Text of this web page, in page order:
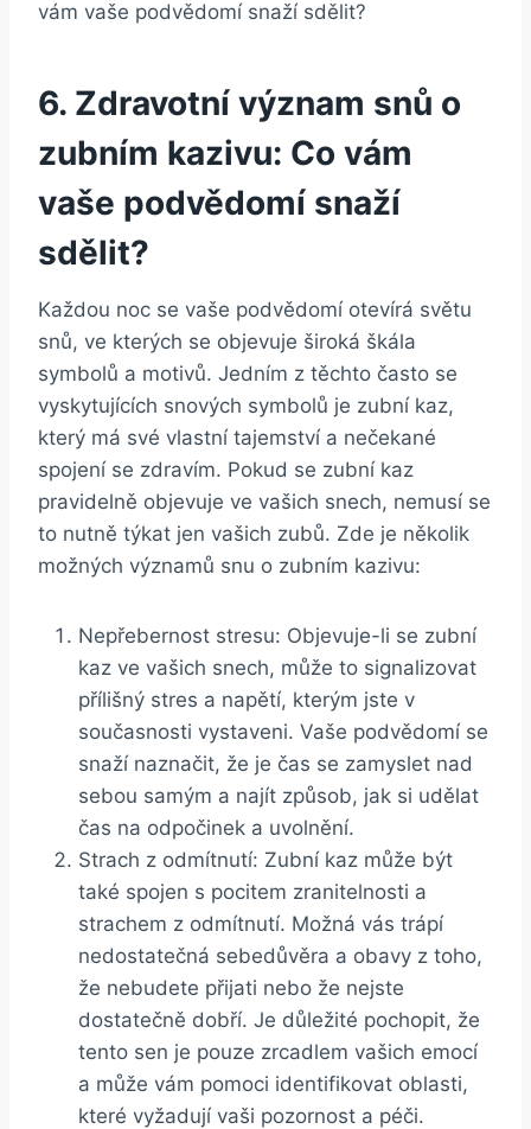
6. Zdravotní ⁤význam snů o
⁤zubním kazivu: ⁤Co‍ vám
vaše⁢ podvědomí ⁢snaží​
sdělit?
Každou noc​ se vaše⁢ podvědomí otevírá světu
snů, ve kterých se objevuje‍ široká škála
symbolů a motivů. ⁣Jedním z‍ těchto často se
vyskytujících snových⁢ symbolů je zubní‌ kaz,
který má své⁢ vlastní tajemství a nečekané ​
spojení se zdravím. Pokud se zubní‌ kaz​
pravidelně objevuje ve ‌vašich ⁣snech, nemusí se
to nutně týkat jen ​vašich zubů. Zde je několik
možných významů snu o​ zubním kazivu:
Nepřebernost stresu: Objevuje-li ​se ⁢zubní
kaz ve vašich snech,⁢ může to ⁣signalizovat
přílišný stres a napětí, kterým jste⁤ v
současnosti ​vystaveni. Vaše podvědomí se
snaží ⁢naznačit,⁣ že‌ je​ čas se zamyslet⁤ nad
sebou samým ⁣a ‌najít‍ způsob,​ jak ​si udělat
čas ​na ‍odpočinek a uvolnění.
Strach z odmítnutí: Zubní ⁢kaz může​ být
také spojen ‍s pocitem ‌zranitelnosti‌ a
strachem ​z ⁢odmítnutí. Možná vás‍ trápí
nedostatečná sebedůvěra⁣ a obavy ​z toho,
že⁣ nebudete⁢ přijati nebo že nejste
dostatečně ‌dobří. Je ⁤důležité pochopit, že
tento sen je pouze ⁢zrcadlem vašich emocí
a může ‍vám pomoci identifikovat oblasti,
které ‌vyžadují vaši pozornost a péči.